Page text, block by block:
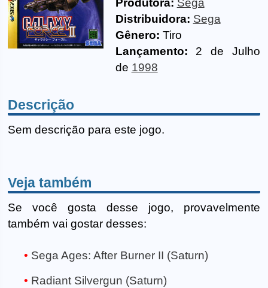
Produtora: Sega
Distribuidora: Sega
Gênero: Tiro
Lançamento: 2 de Julho
de 1998
Descrição
Sem descrição para este jogo.
Veja também
Se você gosta desse jogo, provavelmente
também vai gostar desses:
Sega Ages: After Burner II (Saturn)
Radiant Silvergun (Saturn)